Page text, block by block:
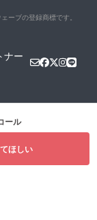
ーブの登録商標です。
ナー
ール
ほしい